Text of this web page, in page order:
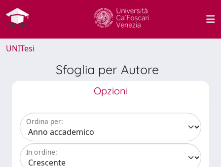
UNITesi
Sfoglia per Autore
Opzioni
Ordina per:
In ordine: